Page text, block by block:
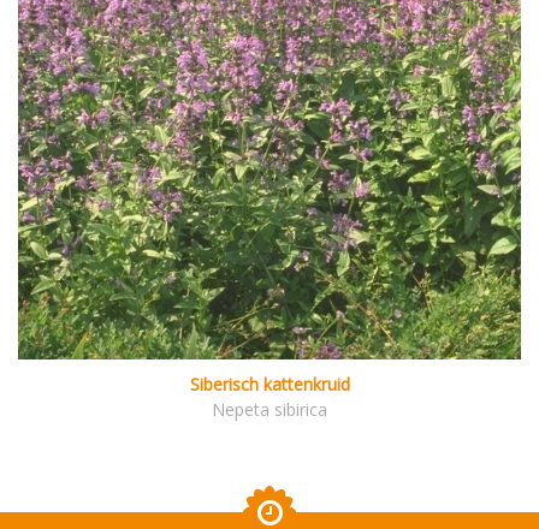
Siberisch kattenkruid
Nepeta sibirica